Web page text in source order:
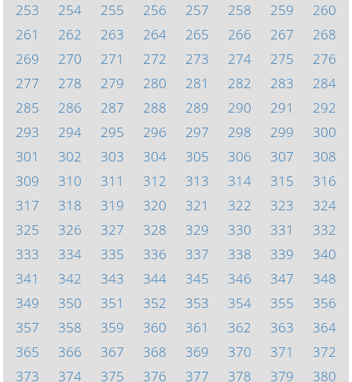
253
254 255 256 257 258 259
260
261
262 263 264 265 266 267
268
269
270 271 272 273 274 275
276
277
278 279 280 281 282 283
284
285
286 287 288 289 290 291
292
293
294 295 296 297 298 299
300
301
302 303 304 305 306 307
308
309
310 311 312 313 314 315
316
317
318 319 320 321 322 323
324
325
326 327 328 329 330 331
332
333
334 335 336 337 338 339
340
341
342 343 344 345 346 347
348
349
350 351 352 353 354 355
356
357
358 359 360 361 362 363
364
365
366 367 368 369 370 371
372
373
374 375 376 377 378 379 380